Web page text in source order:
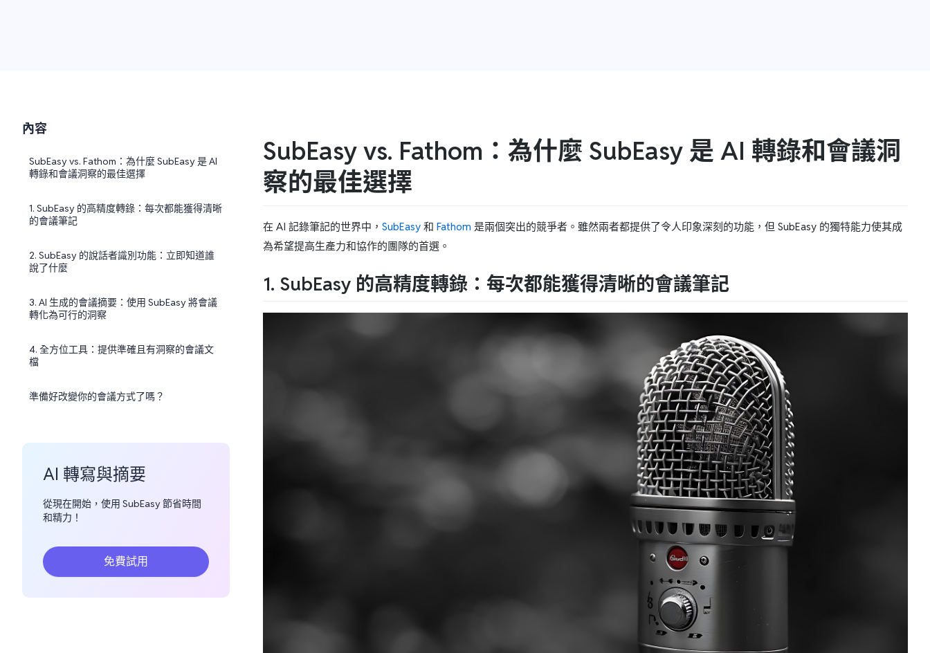
內容
SubEasy vs. Fathom：為什麼 SubEasy 是 AI
轉錄和會議洞察的最佳選擇
1. SubEasy 的高精度轉錄：每次都能獲得清晰
的會議筆記
2. SubEasy 的說話者識別功能：立即知道誰
說了什麼
3. AI 生成的會議摘要：使用 SubEasy 將會議
轉化為可行的洞察
4. 全方位工具：提供準確且有洞察的會議文
檔
準備好改變你的會議方式了嗎？
AI 轉寫與摘要
從現在開始，使用 SubEasy 節省時間
和精力！
免費試用
SubEasy vs. Fathom：為什麼 SubEasy 是 AI 轉錄和會議洞
察的最佳選擇
在 AI 記錄筆記的世界中， SubEasy 和 Fathom 是兩個突出的競爭者。雖然兩者都提供了令人印象深刻的功能，但 SubEasy 的獨特能力使其成
為希望提高生產力和協作的團隊的首選。
1. SubEasy 的高精度轉錄：每次都能獲得清晰的會議筆記